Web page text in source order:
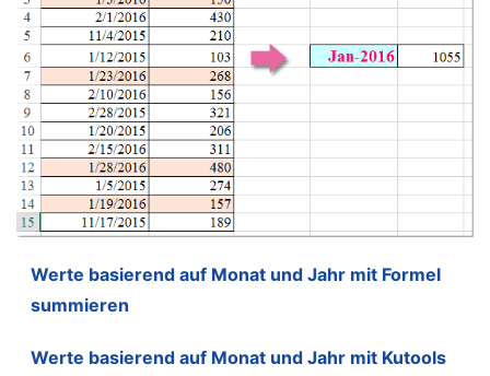
Werte basierend auf Monat und Jahr mit Formel
summieren
Werte basierend auf Monat und Jahr mit Kutools